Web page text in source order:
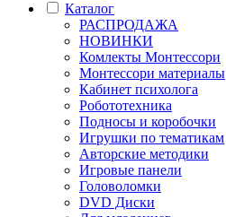
Каталог
РАСПРОДАЖА
НОВИНКИ
Комлекты Монтессори
Монтессори материалы
Кабинет психолога
Робототехника
Подносы и коробочки
Игрушки по тематикам
Авторские методики
Игровые панели
Головоломки
DVD Диски